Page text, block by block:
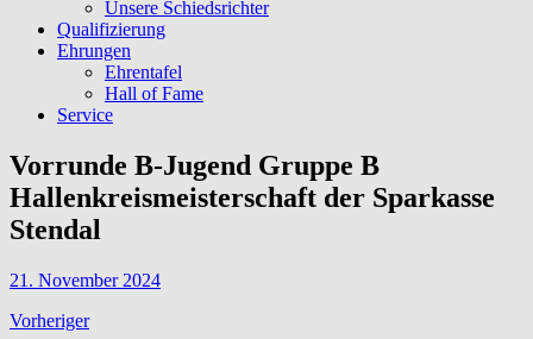
Unsere Schiedsrichter
Qualifizierung
Ehrungen
Ehrentafel
Hall of Fame
Service
Vorrunde B-Jugend Gruppe B
Hallenkreismeisterschaft der Sparkasse
Stendal
21. November 2024
Vorheriger